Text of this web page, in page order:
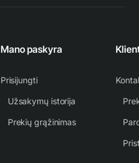
Mano paskyra
Prisijungti
Užsakymų istorija
Prekių grąžinimas